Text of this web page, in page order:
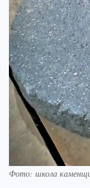
Фото: школа